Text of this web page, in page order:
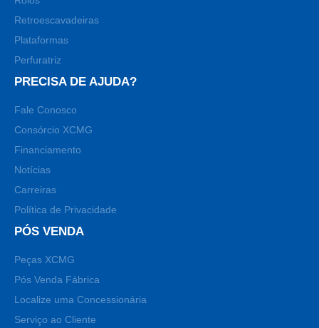
Retroescavadeiras
Plataformas
Perfuratriz
PRECISA DE AJUDA?
Fale Conosco
Consórcio XCMG
Financiamento
Notícias
Carreiras
Política de Privacidade
PÓS VENDA
Peças XCMG
Pós Venda Fábrica
Localize uma Concessionária
Serviço ao Cliente